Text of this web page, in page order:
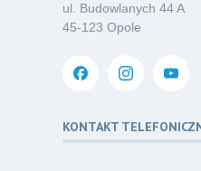
03
Oferta pracy
06.26
i
Kategoria:
ul. Budowlanych 44 A
45-123 Opole
KONTAKT